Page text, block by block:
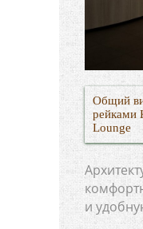
Общий
рейками
Lounge
и